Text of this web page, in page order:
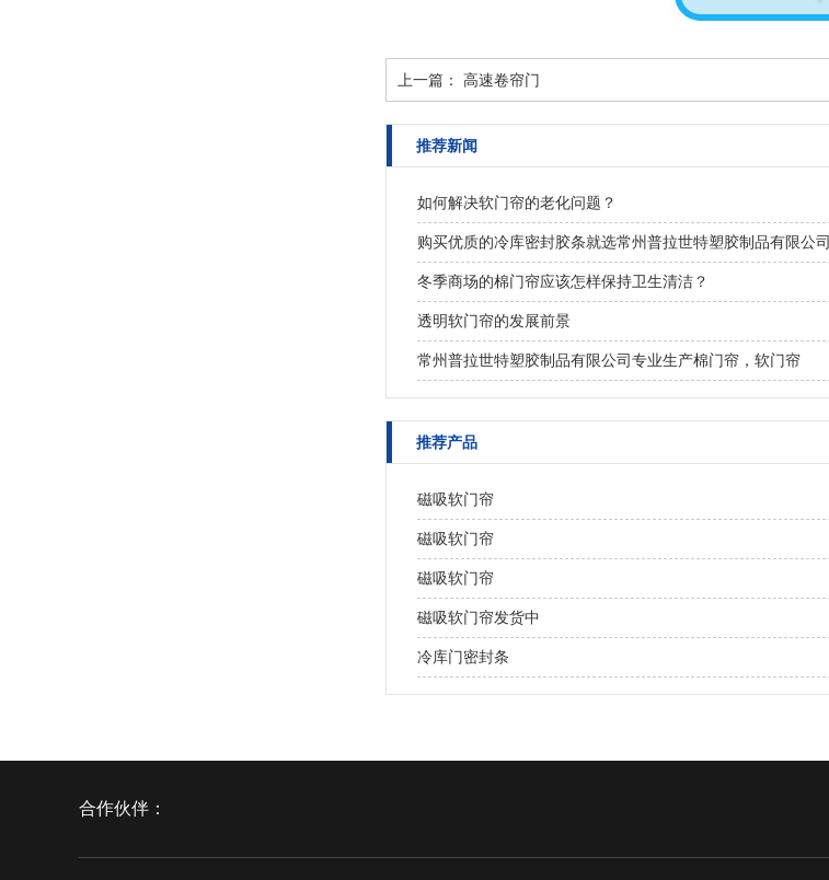
上一篇： 高速卷帘门
推荐新闻
如何解决软门帘的老化问题？
购买优质的冷库密封胶条就选常州普拉世特塑胶制品有限公司
冬季商场的棉门帘应该怎样保持卫生清洁？
透明软门帘的发展前景
常州普拉世特塑胶制品有限公司专业生产棉门帘，软门帘
推荐产品
磁吸软门帘
磁吸软门帘
磁吸软门帘
磁吸软门帘发货中
冷库门密封条
合作伙伴：